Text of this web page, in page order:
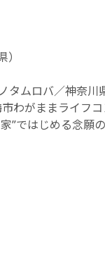
ムロバ／神奈川
わがままライフ
”ではじめる念願